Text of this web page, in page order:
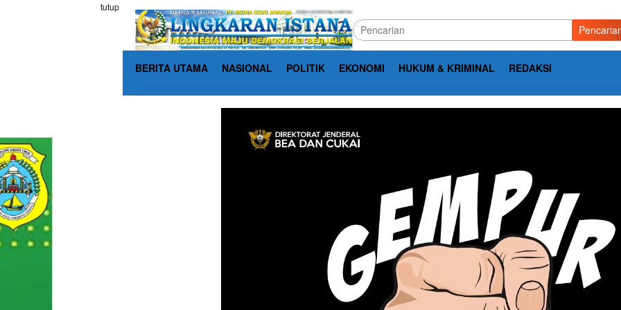
tutup
BERITA UTAMA NASIONAL POLITIK EKONOMI HUKUM & KRIMINAL REDAKSI